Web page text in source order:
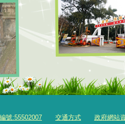
號:55502007 交通方式 政府網站